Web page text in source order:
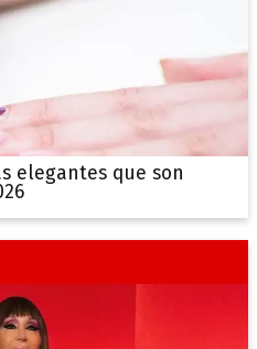
elegantes que son